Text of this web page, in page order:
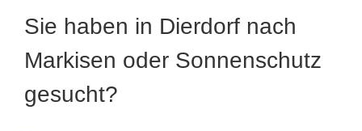
Sie haben in Dierdorf nach
Markisen oder Sonnenschutz
gesucht?